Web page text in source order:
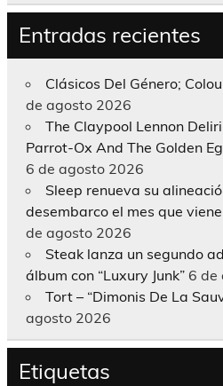
Entradas recientes
Clásicos Del Género;
de agosto 2026
The Claypool Lennon
Parrot-Ox And The Golden
6 de agosto 2026
Sleep renueva su
desembarco el mes que
de agosto 2026
Steak lanza un segundo
álbum con “Luxury Junk” 6 de
Tort – “Dimonis De La
agosto 2026
Etiquetas